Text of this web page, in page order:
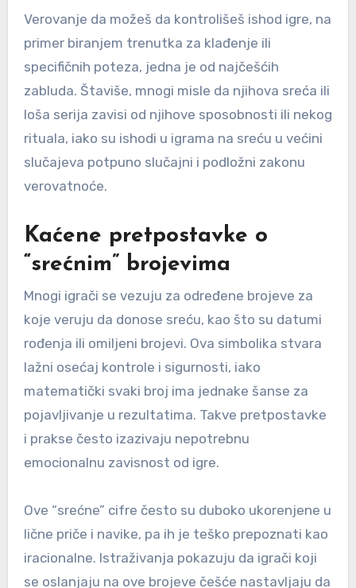
Verovanje da možeš da kontrolišeš ishod igre, na
primer biranjem trenutka za klađenje ili
specifičnih poteza, jedna je od najčešćih
zabluda. Štaviše, mnogi misle da njihova sreća ili
loša serija zavisi od njihove sposobnosti ili nekog
rituala, iako su ishodi u igrama na sreću u većini
slučajeva potpuno slučajni i podložni zakonu
verovatnoće.
Kaćene pretpostavke o
“srećnim” brojevima
Mnogi igrači se vezuju za određene brojeve za
koje veruju da donose sreću, kao što su datumi
rođenja ili omiljeni brojevi. Ova simbolika stvara
lažni osećaj kontrole i sigurnosti, iako
matematički svaki broj ima jednake šanse za
pojavljivanje u rezultatima. Takve pretpostavke
i prakse često izazivaju nepotrebnu
emocionalnu zavisnost od igre.
Ove “srećne” cifre često su duboko ukorenjene u
lične priče i navike, pa ih je teško prepoznati kao
iracionalne. Istraživanja pokazuju da igrači koji
se oslanjaju na ove brojeve češće nastavljaju da